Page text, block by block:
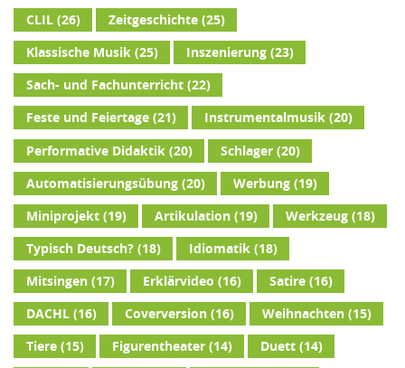
CLIL(26) Zeitgeschichte(25)
Klassische Musik(25) Inszenierung(23)
Sach- und Fachunterricht(22)
Feste und Feiertage(21) Instrumentalmusik(20)
Performative Didaktik(20) Schlager(20)
Automatisierungsübung(20) Werbung(19)
Miniprojekt(19) Artikulation(19) Werkzeug(18)
Typisch Deutsch?(18) Idiomatik(18)
Mitsingen(17) Erklärvideo (16) Satire(16)
DACHL(16) Coverversion(16) Weihnachten(15)
Tiere(15) Figurentheater(14) Duett(14)